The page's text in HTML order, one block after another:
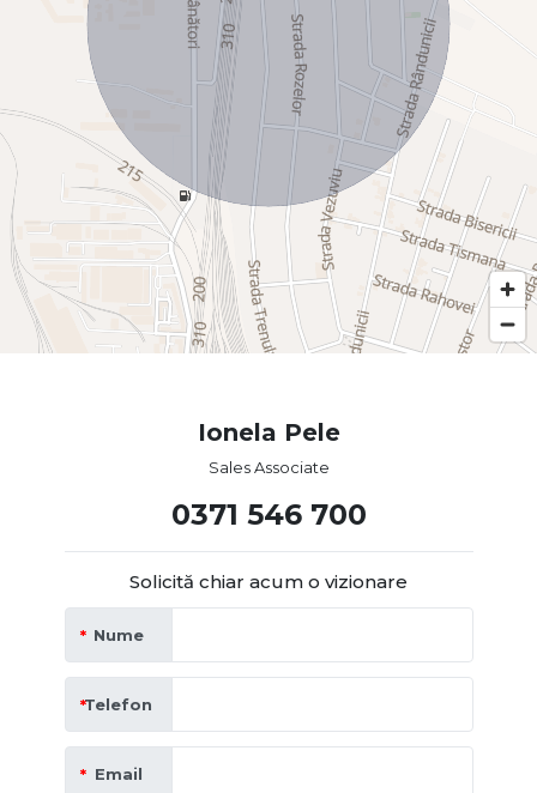
Ionela Pele
Sales Associate
0371 546 700
Solicită chiar acum o vizionare
Nume
Telefon
Email